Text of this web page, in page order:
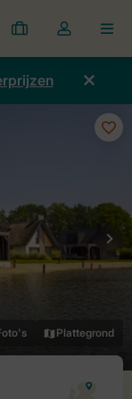
Mijn
boekingen
Open
de
dropdown
account